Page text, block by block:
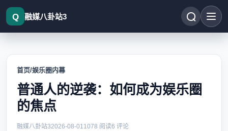
融媒八卦站3
首页/娱乐圈内幕
普通人的逆袭：如何成为娱乐圈
的焦点
普通人的逆袭：如何成为娱乐圈的焦点
融媒八卦站32026-08-011078 阅读6 评论